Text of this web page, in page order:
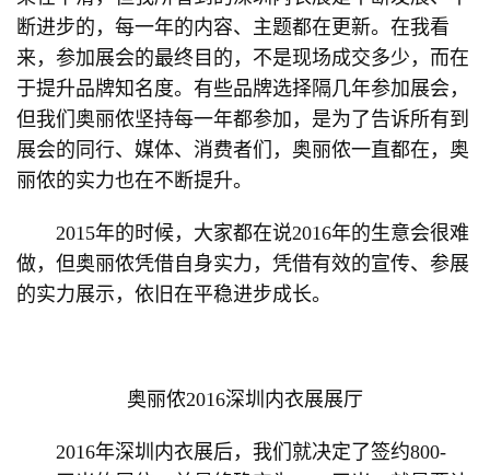
断进步的，每一年的内容、主题都在更新。在我看
来，参加展会的最终目的，不是现场成交多少，而在
于提升品牌知名度。有些品牌选择隔几年参加展会，
但我们奥丽侬坚持每一年都参加，是为了告诉所有到
展会的同行、媒体、消费者们，奥丽侬一直都在，奥
丽侬的实力也在不断提升。
2015年的时候，大家都在说2016年的生意会很难
做，但奥丽侬凭借自身实力，凭借有效的宣传、参展
的实力展示，依旧在平稳进步成长。
奥丽侬2016深圳内衣展展厅
2016年深圳内衣展后，我们就决定了签约800-